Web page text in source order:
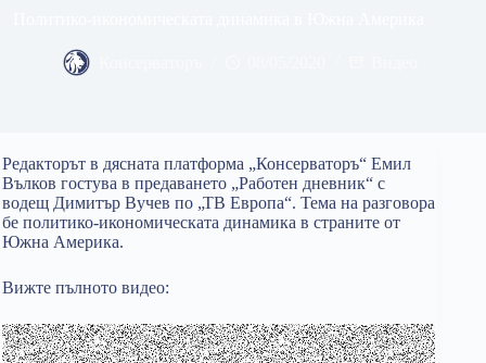
Редакторът в дясната платформа „Консерваторъ“ Емил
Вълков гостува в предаването „Работен дневник“ с
водещ Димитър Вучев по „ТВ Европа“. Тема на разговора
бе политико-икономическата динамика в страните от
Южна Америка.
Вижте пълното видео: